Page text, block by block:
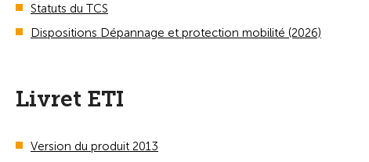
Statuts du TCS
Dispositions Dépannage et protection mobilité (2026)
Livret ETI
Version du produit 2013